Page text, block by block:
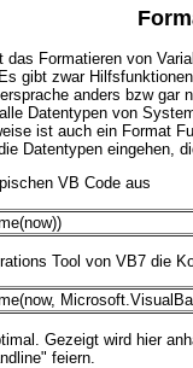
das Formatieren von
gibt zwar
anders bzw gar
Datentypen von
ist auch ein Format
Datentypen eingehen,
VB Code aus
Tool von VB7 die
Gezeigt wird hier
feiern.